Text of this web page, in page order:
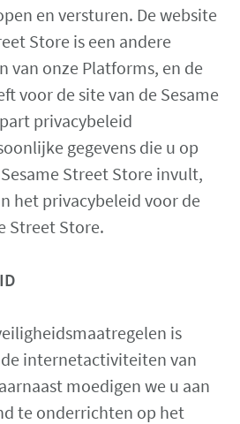
en versturen. De website
Store is een andere
van onze Platforms, en de
voor de site van de Sesame
privacybeleid
gegevens die u op
Street Store invult,
het privacybeleid voor de
Street Store.
is
internetactiviteiten van
moedigen we u aan
te onderrichten op het